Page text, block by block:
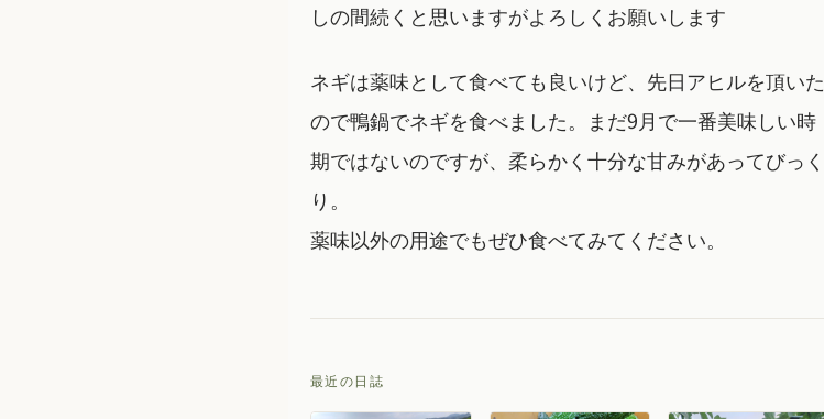
しの間続くと思いますがよろしくお願いします
ネギは薬味として食べても良いけど、先日アヒルを頂いた
ので鴨鍋でネギを食べました。まだ9月で一番美味しい時
期ではないのですが、柔らかく十分な甘みがあってびっく
り。
薬味以外の用途でもぜひ食べてみてください。
最近の日誌